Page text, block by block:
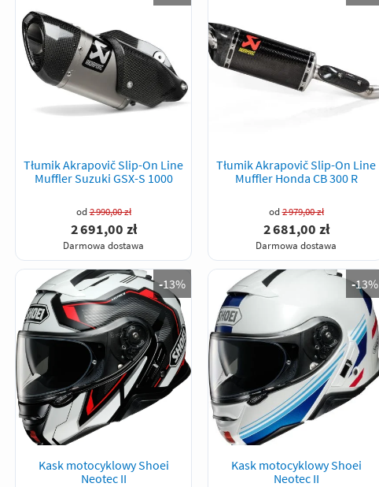
Tłumik Akrapovič Slip-On Line
Muffler Suzuki GSX-S 1000
od2 990,00 zł
2 691,00 zł
Darmowa dostawa
Tłumik Akrapovič Slip-On Line
Muffler Honda CB 300 R
od2 979,00 zł
2 681,00 zł
Darmowa dostawa
-13%
Kask motocyklowy Shoei
Neotec II
-13%
Kask motocyklowy Shoei
Neotec II